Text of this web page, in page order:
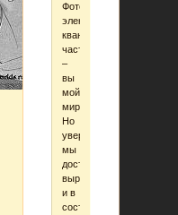
Фотоны,
электроны,
квантовые
частицы
–
вы
мой
мир.
Но
уверена,
мы
достаточно
выросли,
и в
состоянии